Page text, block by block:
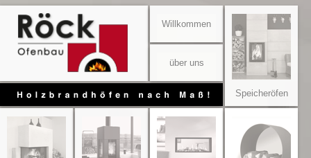
Willkommen
über uns
Speicheröfen